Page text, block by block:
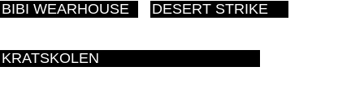
BIBI WEARHOUSE DESERT STRIKE
KRATSKOLEN